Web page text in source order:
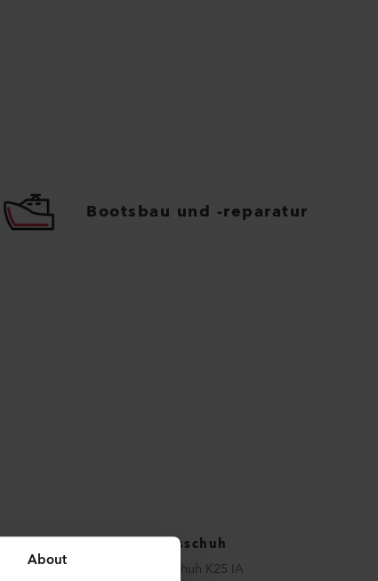
About
Bootsbau und -reparatur
Schweissschuh
Schweissschuh K25 IA